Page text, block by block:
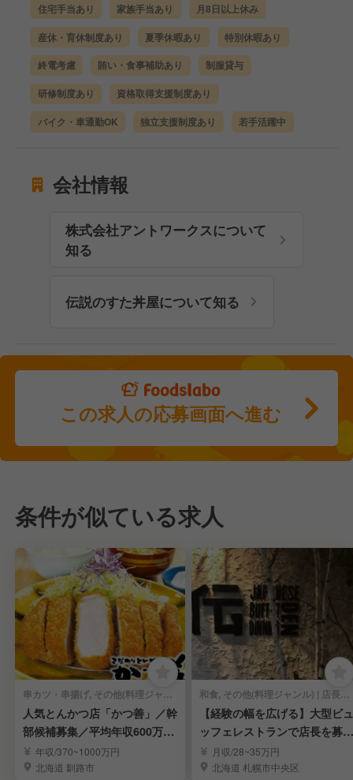
住宅手当あり 家族手当あり 月8日以上休み
産休・育休制度あり 夏季休暇あり 特別休暇あり
終電考慮 賄い・食事補助あり 制服貸与
研修制度あり 資格取得支援制度あり
バイク・車通勤OK 独立支援制度あり 若手活躍中
会社情報
株式会社アントワークスについて
知る
伝説のすた丼屋について知る
この求人の応募画面へ進む
条件が似ている求人
串カツ・串揚げ, その他(料理ジャンル) | 店長・店長候補
人気とんかつ店「かつ善」／幹
部候補募集／平均年収600万円
／釧路新川店
年収/370~1000万円
北海道 釧路市
和食, その他(料理ジャンル) | 店長・店長候補
【経験の幅を広げる】大型ビュ
ッフェレストランで店長を募
集！月収/28~35万円
北海道 札幌市中央区